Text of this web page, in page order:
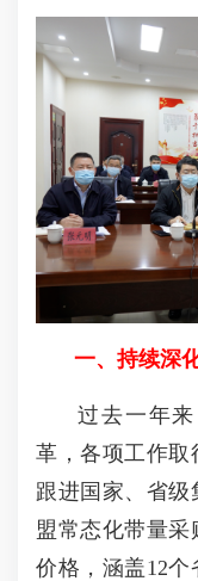
一、持续深
过去一年
革，各项工作取
跟进国家、省级
盟常态化带量
价格，涵盖12个